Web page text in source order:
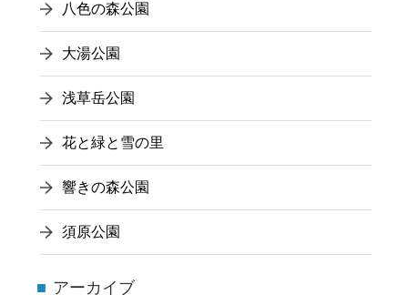
八色の森公園
大湯公園
浅草岳公園
花と緑と雪の里
響きの森公園
須原公園
アーカイブ